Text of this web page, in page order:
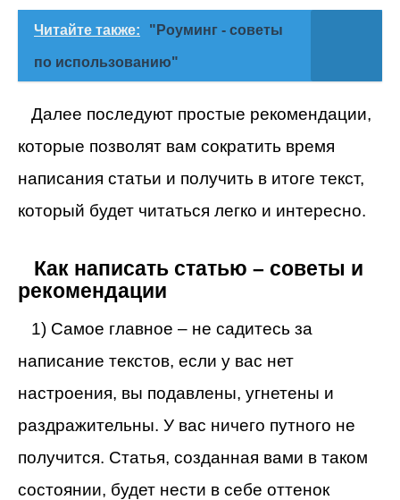
Читайте также: "Роуминг - советы
по использованию"
Далее последуют простые рекомендации,
которые позволят вам сократить время
написания статьи и получить в итоге текст,
который будет читаться легко и интересно.
Как написать статью – советы и
рекомендации
1) Самое главное – не садитесь за
написание текстов, если у вас нет
настроения, вы подавлены, угнетены и
раздражительны. У вас ничего путного не
получится. Статья, созданная вами в таком
состоянии, будет нести в себе оттенок